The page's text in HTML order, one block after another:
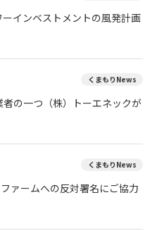
インベストメントの風発計画
くまもりNews
の一つ（株）トーエネックが
くまもりNews
ァームへの反対署名にご協力